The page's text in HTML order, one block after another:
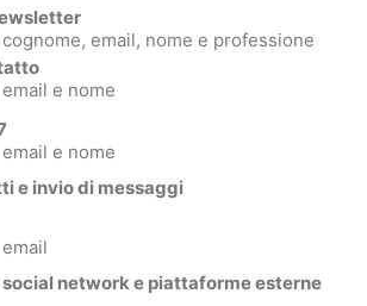
email, nome e professione
e nome
e nome
e invio di messaggi
network e piattaforme esterne